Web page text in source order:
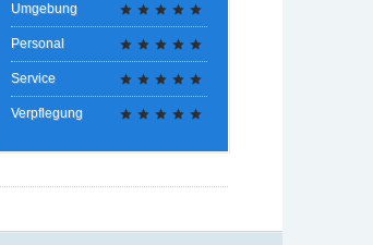
Umgebung
Personal
Service
Verpflegung